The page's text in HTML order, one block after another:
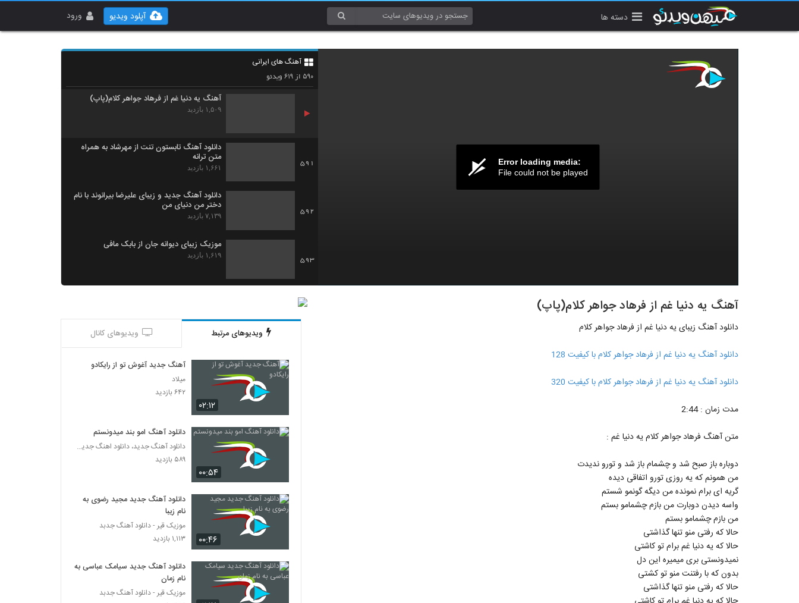
دسته ها ورود آپلود ویدیو
Error loading media:
File could not be played
آهنگ های ایرانی
۵۹۰ از ۶۱۹ویدئو
589
موزیک زیبای جون و دلی تو از محسن جمال
آهنگ یه دنیا غم از فرهاد جواهر کلام(پاپ)
۱,۵۰۹ بازدید
591
دانلود آهنگ تابستون تنت از مهرشاد به همراه
متن ترانه
۱,۶۶۱ بازدید
592
دانلود آهنگ جدید و زیبای علیرضا بیرانوند با نام
دختر من دنیای من
۷,۱۳۹ بازدید
593
موزیک زیبای دیوانه جان از بابک مافی
۱,۶۱۹ بازدید
594
موزیک زیبای با تو آرومم (رمیکس) از ماکان بند
آهنگ ناصر زینعلی بنام فقط باش
۱,۳۱۷ بازدید
دانلود آهنگ مهدی تارخ دنیا دنیا (Mehdi
Tarokh Donya Donya)
دانلود آهنگ لیلا از علیرضا قربانی
۲,۰۷۲ بازدید
حامد پهلان آهنگ آرامش
۶,۵۹۴ بازدید
دانلود آهنگ رو به رام کن از فریان به همراه متن
آهنگ یه دنیا غم از فرهاد جواهر کلام(پاپ)
دانلود آهنگ زیبای یه دنیا غم از فرهاد جواهر کلام
دانلود آهنگ یه دنیا غم از فرهاد جواهر کلام با کیفیت 128
دانلود آهنگ یه دنیا غم از فرهاد جواهر کلام با کیفیت 320
مدت زمان : 2:44
متن آهنگ فرهاد جواهر کلام یه دنیا غم :
دوباره باز صبح شد و چشمام باز شد و تورو ندیدت
من همونم که یه روزی تورو اتفاقی دیده
گریه ای برام نمونده من دیگه گونمو شستم
واسه دیدن دوبارت من بازم چشمامو بستم
من بازم چشمامو بستم
حالا که رفتی منو تنها گذاشتی
حالا که یه دنیا غم برام تو کاشتی
نمیدونستی بری میمیره این دل
بدون که با رفتنت منو تو کشتی
حالا که رفتی منو تنها گذاشتی
ویدیوهای مرتبط ویدیوهای کانال
۰۲:۱۲
آهنگ جدید آغوش تو از رایکادو
میلاد
۶۴۲ بازدید
۰۰:۵۴
دانلود آهنگ امو بند میدونستم
دانلود آهنگ جدید، دانلود اهنگ جدید ایرانی
۵۸۹ بازدید
۰۰:۴۶
دانلود آهنگ جدید مجید رضوی به
نام زیبا
موزیک قیر - دانلود آهنگ جدبد
۱,۱۱۳ بازدید
دانلود آهنگ جدید سیامک عباسی به
نام زمان
موزیک قیر - دانلود آهنگ جدبد